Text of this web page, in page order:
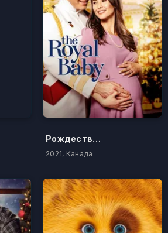
Рождество с принцем: Королевское дитя
2021, Канада